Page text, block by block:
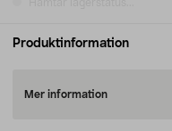
Produktinformation
Mer information